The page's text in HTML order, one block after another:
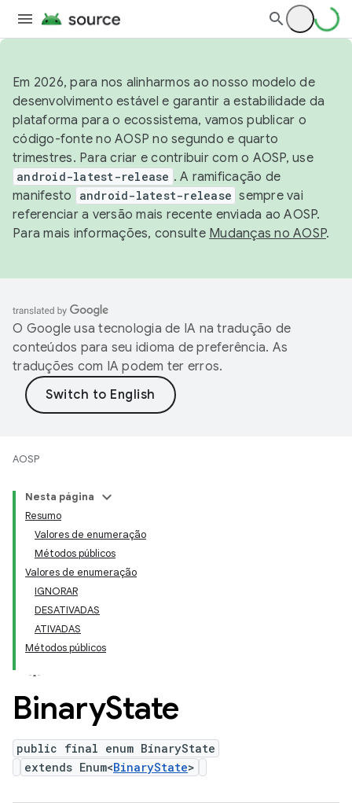
Em 2026, para nos alinharmos ao nosso modelo de
desenvolvimento estável e garantir a estabilidade da
plataforma para o ecossistema, vamos publicar o
código-fonte no AOSP no segundo e quarto
trimestres. Para criar e contribuir com o AOSP, use
android-latest-release . A ramificação de
manifesto
android-latest-release sempre vai
referenciar a versão mais recente enviada ao AOSP.
Para mais informações, consulte Mudanças no AOSP.
O Google usa tecnologia de IA na tradução de
conteúdos para seu idioma de preferência. As
traduções com IA podem ter erros.
AOSP
Nesta página
Resumo
Valores de enumeração
Métodos públicos
Valores de enumeração
IGNORAR
DESATIVADAS
ATIVADAS
Métodos públicos
BinaryState
public final enum BinaryState
extends Enum<BinaryState>